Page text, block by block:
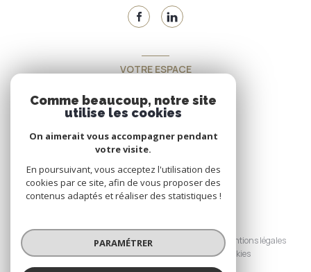
VOTRE ESPACE
Espace propriétaire
SE CONNECTER
Nos honoraires
Nos partenaires
Mentions légales
Admin
Politique RGPD Cookies
Comme beaucoup, notre site
utilise les cookies
On aimerait vous accompagner pendant
votre visite.
En poursuivant, vous acceptez l'utilisation des
cookies par ce site, afin de vous proposer des
contenus adaptés et réaliser des statistiques !
PARAMÉTRER